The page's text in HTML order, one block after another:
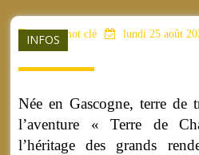
INFOS
aucun mot clé lundi 25 août
Née en Gascogne, terre de
l’aventure « Terre de
l’héritage des grands